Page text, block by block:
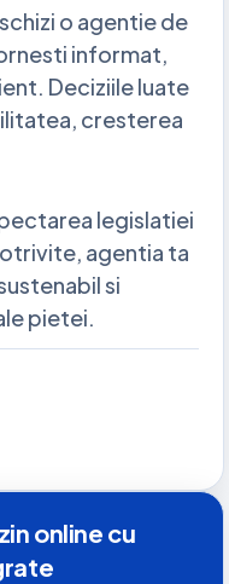
o agentie de
informat,
Deciziile luate
cresterea
legislatiei
agentia ta
si
pietei.
online cu